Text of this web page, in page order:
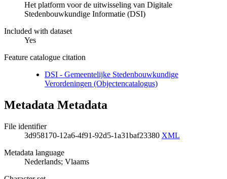
Het platform voor de uitwisseling van Digitale
Stedenbouwkundige Informatie (DSI)
Included with dataset
Yes
Feature catalogue citation
DSI - Gemeentelijke Stedenbouwkundige
Verordeningen (Objectencatalogus)
Metadata Metadata
File identifier
3d958170-12a6-4f91-92d5-1a31baf23380 XML
Metadata language
Nederlands; Vlaams